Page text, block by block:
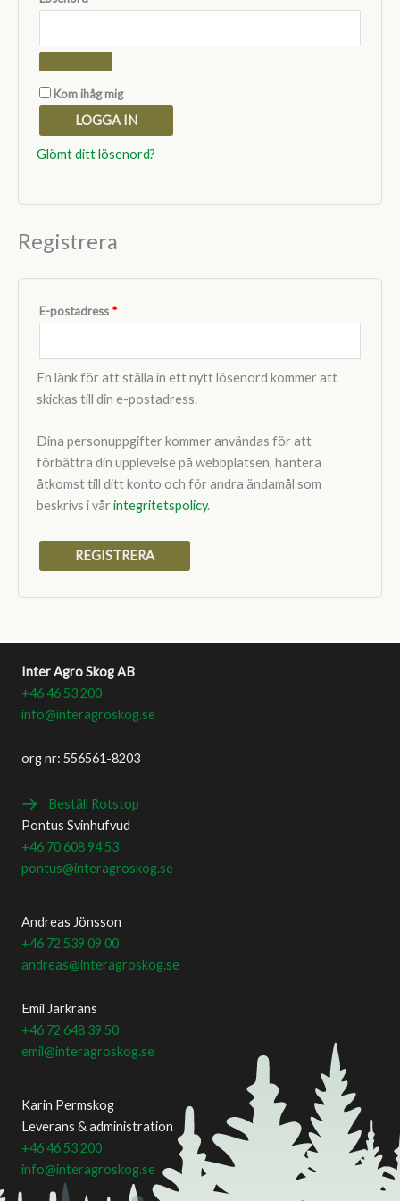
Kom ihåg mig
LOGGA IN
Glömt ditt lösenord?
Registrera
E-postadress *Obligatoriskt
En länk för att ställa in ett nytt lösenord kommer att
skickas till din e-postadress.
Dina personuppgifter kommer användas för att
förbättra din upplevelse på webbplatsen, hantera
åtkomst till ditt konto och för andra ändamål som
beskrivs i vår integritetspolicy.
REGISTRERA
Inter Agro Skog AB
+46 46 53 200
info@interagroskog.se
org nr: 556561-8203
Beställ Rotstop
Pontus Svinhufvud
+46 70 608 94 53
pontus@interagroskog.se
Andreas Jönsson
+46 72 539 09 00
andreas@interagroskog.se
Emil Jarkrans
+46 72 648 39 50
emil@interagroskog.se
Karin Permskog
Leverans & administration
+46 46 53 200
info@interagroskog.se